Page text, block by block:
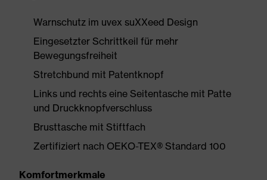
Warnschutz im uvex suXXeed Design
Eingesetzter Schrittkeil für mehr
Bewegungsfreiheit
Stretchbund mit Patentknopf
Links und rechts eine Seitentasche mit Patte
und Druckknopfverschluss
Brusttasche mit Stiftfach
Zertifiziert nach OEKO-TEX® Standard 100
Komfortmerkmale